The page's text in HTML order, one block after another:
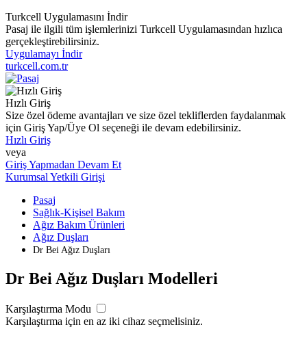
Turkcell Uygulamasını İndir
Pasaj ile ilgili tüm işlemlerinizi Turkcell Uygulamasından hızlıca
gerçekleştirebilirsiniz.
Uygulamayı İndir
turkcell.com.tr
Hızlı Giriş
Size özel ödeme avantajları ve size özel tekliflerden faydalanmak
için Giriş Yap/Üye Ol seçeneği ile devam edebilirsiniz.
Hızlı Giriş
veya
Giriş Yapmadan Devam Et
Kurumsal Yetkili Girişi
Pasaj
Sağlık-Kişisel Bakım
Ağız Bakım Ürünleri
Ağız Duşları
Dr Bei Ağız Duşları
Dr Bei Ağız Duşları Modelleri
Karşılaştırma Modu
Karşılaştırma için en az iki cihaz seçmelisiniz.